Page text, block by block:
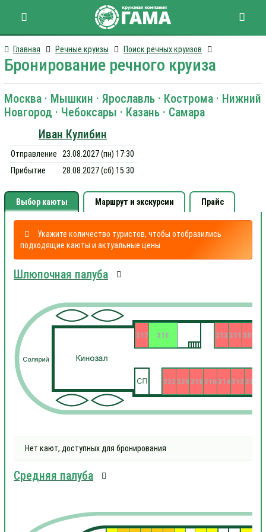
Главная Речные круизы Поиск речных круизов
Бронирование речного круиза
Москва · Мышкин · Ярославль · Кострома · Нижний
Новгород · Чебоксары · Казань · Самара
Иван Кулибин
Отправление
23.08.2027 (пн) 17:30
Прибытие
28.08.2027 (сб) 15:30
Выбор каюты Маршрут и экскурсии Прайс
Укажите количество туристов, чтобы отобразились
подходящие каюты и актуальные цены
Шлюпочная палуба
309
310
311
312
313
314
315
316
317
318
320
322
Нет кают, доступных для бронирования
Средняя палуба